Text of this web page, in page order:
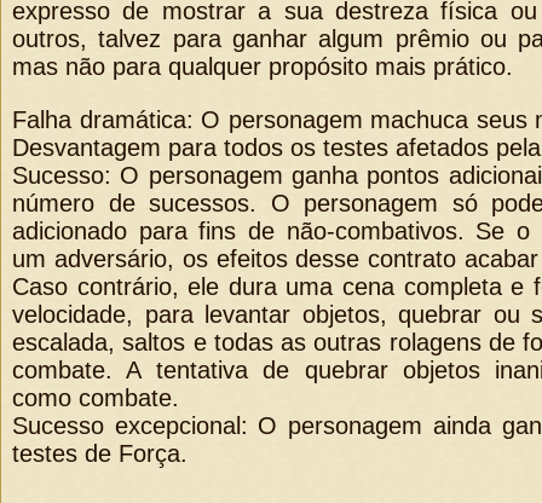
expresso de mostrar a sua destreza física
outros, talvez para ganhar algum prêmio ou
mas não para qualquer propósito mais prático.
Falha dramática: O personagem machuca seus
Desvantagem para todos os testes afetados
Sucesso: O personagem ganha pontos
número de sucessos. O personagem só
adicionado para fins de não-combativos. Se o
um adversário, os efeitos desse contrato
Caso contrário, ele dura uma cena completa e
velocidade, para levantar objetos, quebrar ou
escalada, saltos e todas as outras rolagens de
combate. A tentativa de quebrar objetos
como combate.
Sucesso excepcional: O personagem ainda
testes de Força.